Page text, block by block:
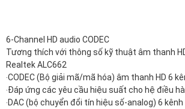
6-Channel HD audio CODEC
Tương thích với thông số kỹ thuật âm thanh
Realtek ALC662
‧CODEC (Bộ giải mã/mã hóa) âm thanh HD 6
‧Đáp ứng các yêu cầu hiệu suất cho hệ điều
‧DAC (bộ chuyển đổi tín hiệu số-analog) 6